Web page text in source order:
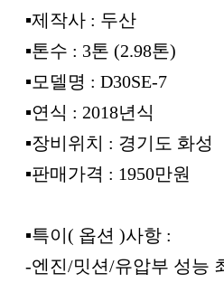
▪︎제작사 : 두산
▪︎톤수 : 3톤 (2.98톤)
▪︎모델명 : D30SE-7
▪︎연식 : 2018년식
▪︎장비위치 : 경기도 화성
▪︎판매가격 : 1950만원
▪︎특이( 옵션 )사항 :
-엔진/밋션/유압부 성능